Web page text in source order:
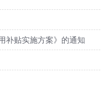
补贴实施方案》的通知